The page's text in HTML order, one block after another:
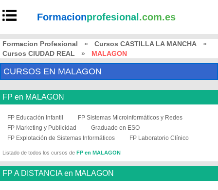
Formacionprofesional .com.es
Formacion Profesional » Cursos CASTILLA LA MANCHA
»
Cursos CIUDAD REAL
» MALAGON
CURSOS EN MALAGON
FP en MALAGON
FP Educación Infantil
FP Sistemas Microinformáticos y Redes
FP Marketing y Publicidad
Graduado en ESO
FP Explotación de Sistemas Informáticos
FP Laboratorio Clínico
Listado de todos los cursos de FP en MALAGON
FP A DISTANCIA en MALAGON